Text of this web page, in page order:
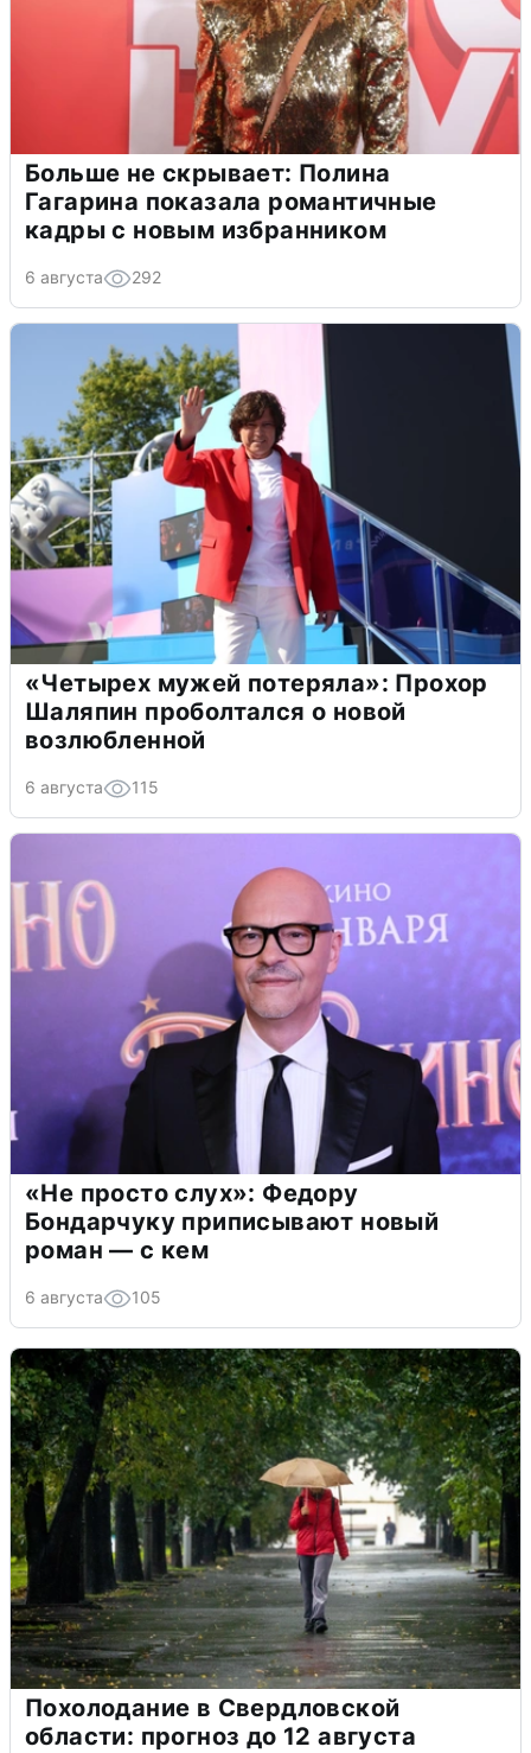
Больше не скрывает: Полина
Гагарина показала романтичные
кадры с новым избранником
6 августа 292
«Четырех мужей потеряла»: Прохор
Шаляпин проболтался о новой
возлюбленной
6 августа 115
«Не просто слух»: Федору
Бондарчуку приписывают новый
роман — с кем
6 августа 105
Похолодание в Свердловской
области: прогноз до 12 августа